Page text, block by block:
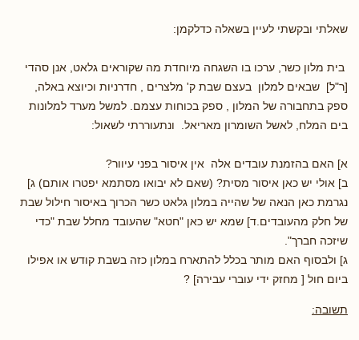
שאלתי ובקשתי לעיין בשאלה כדלקמן:
בית מלון כשר, ערכו בו השגחה מיוחדת מה שקוראים גלאט, אנן סהדי
[ר"ל] שבאים למלון בעצם שבת ק' מלצרים , חדרניות וכיוצא באלה,
ספק בתחבורה של המלון , ספק בכוחות עצמם. למשל מערד למלונות
בים המלח, לאשל השומרון מאריאל. ונתעוררתי לשאול:
א] האם בהזמנת עובדים אלה אין איסור בפני עיוור?
ב] אולי יש כאן איסור מסית? (שאם לא יבואו מסתמא יפטרו אותם) ג]
נגרמת כאן הנאה של שהייה במלון גלאט כשר הכרוך באיסור חילול שבת
של חלק מהעובדים.ד] שמא יש כאן "חטא" שהעובד מחלל שבת "כדי
שיזכה חברך".
ג] ולבסוף האם מותר בכלל להתארח במלון כזה בשבת קודש או אפילו
ביום חול [ מחזק ידי עוברי עבירה] ?
תשובה: